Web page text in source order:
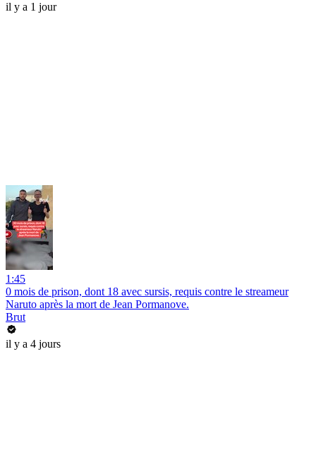
il y a 1 jour
1:45
0 mois de prison, dont 18 avec sursis, requis contre le streameur
Naruto après la mort de Jean Pormanove.
Brut
il y a 4 jours